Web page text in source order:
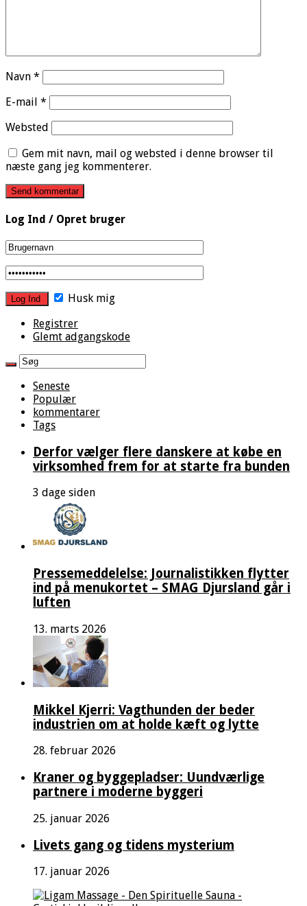
Navn *
E-mail *
Websted
Gem mit navn, mail og websted i denne browser til
næste gang jeg kommenterer.
Log Ind / Opret bruger
Husk mig
Registrer
Glemt adgangskode
Seneste
Populær
kommentarer
Tags
Derfor vælger flere danskere at købe en
virksomhed frem for at starte fra bunden
3 dage siden
Pressemeddelelse: Journalistikken flytter
ind på menukortet – SMAG Djursland går i
luften
13. marts 2026
Mikkel Kjerri: Vagthunden der beder
industrien om at holde kæft og lytte
28. februar 2026
Kraner og byggepladser: Uundværlige
partnere i moderne byggeri
25. januar 2026
Livets gang og tidens mysterium
17. januar 2026